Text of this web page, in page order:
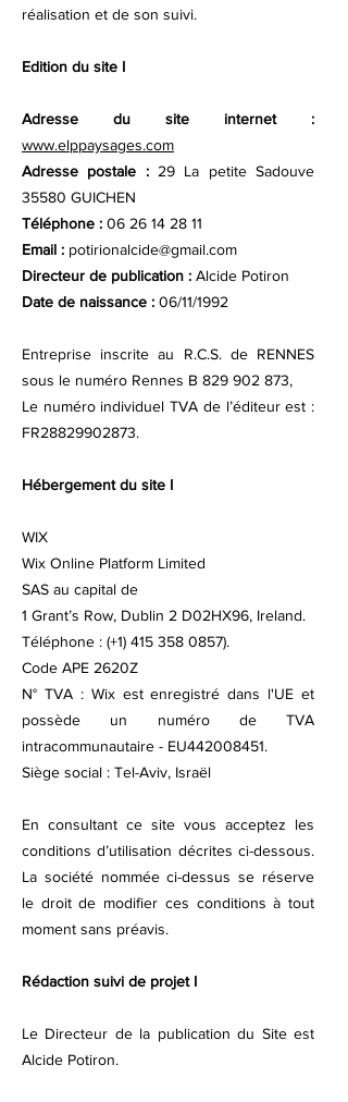
réalisation et de son suivi.
Edition du site I
Adresse du site internet :
www.elppaysages.com
Adresse postale : 29 La petite Sadouve
35580 GUICHEN
Téléphone : 06 26 14 28 11
Email : potirionalcide@gmail.com
Directeur de publication : Alcide Potiron
Date de naissance : 06/11/1992
Entreprise inscrite au R.C.S. de RENNES
sous le numéro Rennes B 829 902 873,
Le numéro individuel TVA de l’éditeur est :
FR28829902873.
Hébergement du site I
WIX
Wix Online Platform Limited
SAS au capital de
1 Grant’s Row, Dublin 2 D02HX96, Ireland.
Téléphone : (+1) 415 358 0857).
Code APE 2620Z
N° TVA : Wix est enregistré dans l'UE et
possède un numéro de TVA
intracommunautaire - EU442008451.
Siège social : Tel-Aviv, Israël
En consultant ce site vous acceptez les
conditions d’utilisation décrites ci-dessous.
La société nommée ci-dessus se réserve
le droit de modifier ces conditions à tout
moment sans préavis.
Rédaction suivi de projet I
Le Directeur de la publication du Site est
Alcide Potiron.